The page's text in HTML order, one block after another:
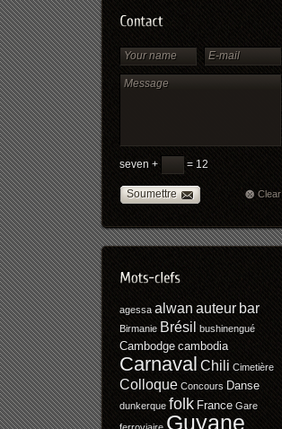
seven + = 12
Soumettre Clear
agessa alwan auteur bar
Birmanie Brésil bushinengué
Cambodge cambodia
Carnaval Chili Cimetière
Colloque Concours Danse
dunkerque folk France Gare
Guyane